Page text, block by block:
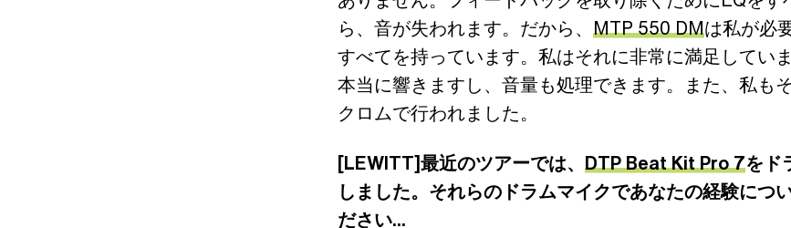
ら、音が失われます。だから、 MTP 550 DMは私が必
すべてを持っています。私はそれに非常に満足してい
本当に響きますし、音量も処理できます。また、私も
クロムで行われました。
[LEWITT]最近のツアーでは、 DTP Beat Kit Pro 7をド
しました。それらのドラムマイクであなたの経験につ
ださい...